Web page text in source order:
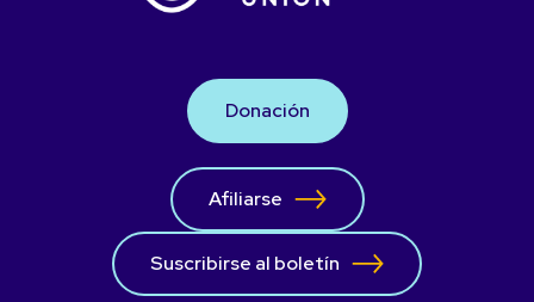
Donación
Afiliarse
Suscribirse al boletín